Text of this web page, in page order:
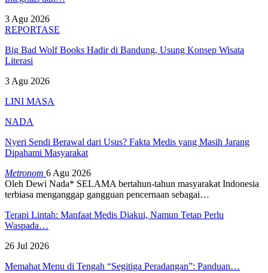
3 Agu 2026
REPORTASE
Big Bad Wolf Books Hadir di Bandung, Usung Konsep Wisata
Literasi
3 Agu 2026
LINI MASA
NADA
Nyeri Sendi Berawal dari Usus? Fakta Medis yang Masih Jarang
Dipahami Masyarakat
Metronom 6 Agu 2026
Oleh Dewi Nada* SELAMA bertahun-tahun masyarakat Indonesia
terbiasa menganggap gangguan pencernaan sebagai…
Terapi Lintah: Manfaat Medis Diakui, Namun Tetap Perlu
Waspada…
26 Jul 2026
Memahat Menu di Tengah “Segitiga Peradangan”: Panduan…